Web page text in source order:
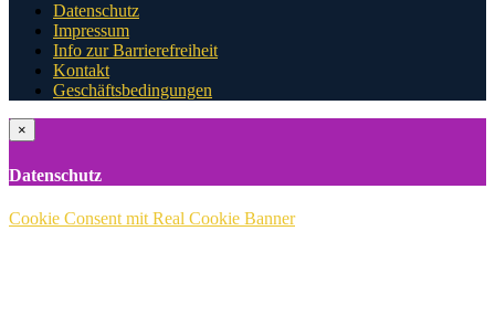
Datenschutz
Impressum
Info zur Barrierefreiheit
Kontakt
Geschäftsbedingungen
×
Datenschutz
Cookie Consent mit Real Cookie Banner